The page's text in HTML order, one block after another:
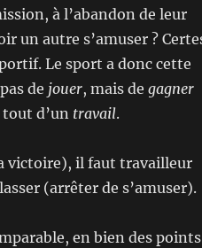
à l’abandon de leur
un autre s’amuser ?
Le sport a donc cette
de jouer, mais de gagner
tout d’un travail.
victoire), il faut travailleur
(arrêter de s’amuser).
en bien des